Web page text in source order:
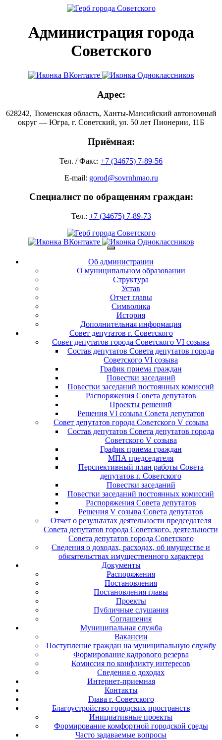
Администрация города
Советского
Адрес:
628242, Тюменская область, Ханты-Мансийский автономный
округ — Югра, г. Советский, ул. 50 лет Пионерии, 11Б
Приёмная:
Тел. / Факс: +7 (34675) 7-89-56
E-mail: gorod@sovrnhmao.ru
Специалист по обращениям граждан:
Тел.: +7 (34675) 7-89-73
Об администрации
О муниципальном образовании
Структура
Устав
Отчет главы
Символика
История
Дополнительная информация
Совет депутатов г. Советского
Совет депутатов города Советского VI созыва
Состав депутатов Совета депутатов города
Советского VI созыва
График приема граждан
Повестки заседаний
Повестки заседаний постоянных комиссий
Распоряжения Совета депутатов
Проекты решений
Решения VI созыва Совета депутатов
Совет депутатов города Советского V созыва
Состав депутатов Совета депутатов города
Советского V созыва
График приема граждан
МПА председателя
Перспективный план работы Совета
депутатов г. Советского
Повестки заседаний
Повестки заседаний постоянных комиссий
Распоряжения Совета депутатов
Решения V созыва Совета депутатов
Отчет о результатах деятельности председателя
Совета депутатов города Советского, деятельности
Совета депутатов города Советского
Сведения о доходах, расходах, об имуществе и
обязательствах имущественного характера
Документы
Распоряжения
Постановления
Постановления главы
Проекты
Публичные слушания
Соглашения
Муниципальная служба
Вакансии
Поступление граждан на муниципальную службу
Формирование кадрового резерва
Комиссия по конфликту интересов
Сведения о доходах
Интернет-приемная
Контакты
Глава г. Советского
Благоустройство городских пространств
Инициативные проекты
Формирование комфортной городской среды
Часто задаваемые вопросы